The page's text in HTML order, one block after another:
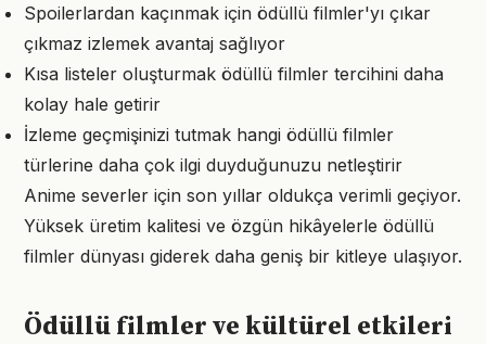
Spoilerlardan kaçınmak için ödüllü filmler'yı çıkar
çıkmaz izlemek avantaj sağlıyor
Kısa listeler oluşturmak ödüllü filmler tercihini daha
kolay hale getirir
İzleme geçmişinizi tutmak hangi ödüllü filmler
türlerine daha çok ilgi duyduğunuzu netleştirir
Anime severler için son yıllar oldukça verimli geçiyor.
Yüksek üretim kalitesi ve özgün hikâyelerle ödüllü
filmler dünyası giderek daha geniş bir kitleye ulaşıyor.
Ödüllü filmler ve kültürel etkileri